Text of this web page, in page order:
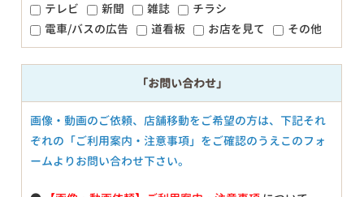
テレビ
新聞 雑誌
チラシ
電車/バスの広告
道看板 お店を見て その他
「お問い合わせ」
画像・動画のご依頼、店舗移動をご希望の方は、下記それ
ぞれの「ご利用案内・注意事項」をご確認のうえこのフォ
ームよりお問い合わせ下さい。